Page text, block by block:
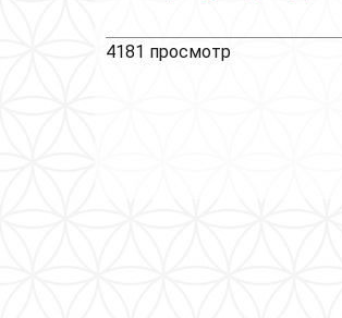
4181 просмотр